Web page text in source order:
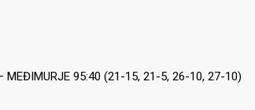
MEĐIMURJE 95:40 (21-15, 21-5, 26-10, 27-10)
U14 na završnici CRO
Juniori U19